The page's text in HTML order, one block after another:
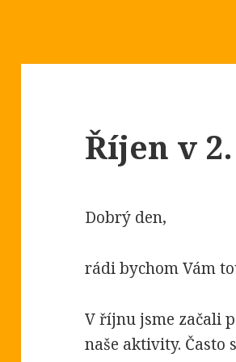
Říjen v
Dobrý den,
rádi bychom Vám
V říjnu jsme začali
naše aktivity. Často